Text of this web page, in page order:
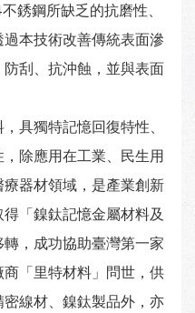
銹鋼所缺乏的抗磨性、
本技術改善傳統表面滲
刮、抗沖蝕，並與表面
具獨特記憶回復特性、
除應用在工業、民生用
器材領域，是產業創新
「鎳鈦記憶金屬材料及
，成功協助臺灣第一家
「里特材料」問世，供
線材、鎳鈦製品外，亦